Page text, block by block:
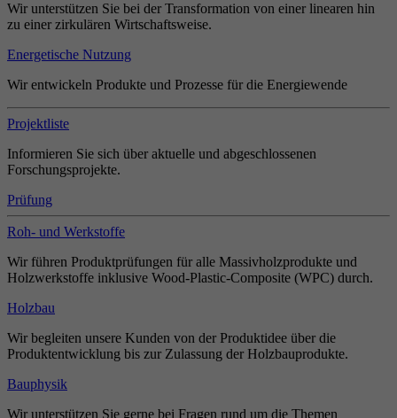
Wir unterstützen Sie bei der Transformation von einer linearen hin
zu einer zirkulären Wirtschaftsweise.
Energetische Nutzung
Wir entwickeln Produkte und Prozesse für die Energiewende
Projektliste
Informieren Sie sich über aktuelle und abgeschlossenen
Forschungsprojekte.
Prüfung
Roh- und Werkstoffe
Wir führen Produktprüfungen für alle Massivholzprodukte und
Holzwerkstoffe inklusive Wood-Plastic-Composite (WPC) durch.
Holzbau
Wir begleiten unsere Kunden von der Produktidee über die
Produktentwicklung bis zur Zulassung der Holzbauprodukte.
Bauphysik
Wir unterstützen Sie gerne bei Fragen rund um die Themen